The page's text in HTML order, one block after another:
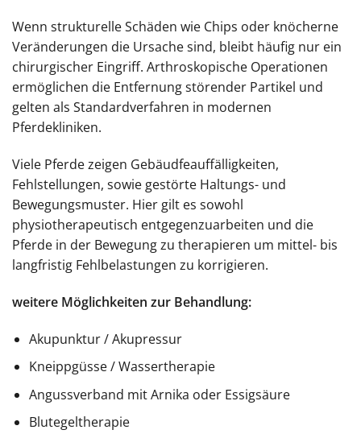
Wenn strukturelle Schäden wie Chips oder knöcherne
Veränderungen die Ursache sind, bleibt häufig nur ein
chirurgischer Eingriff. Arthroskopische Operationen
ermöglichen die Entfernung störender Partikel und
gelten als Standardverfahren in modernen
Pferdekliniken.
Viele Pferde zeigen Gebäudfeauffälligkeiten,
Fehlstellungen, sowie gestörte Haltungs- und
Bewegungsmuster. Hier gilt es sowohl
physiotherapeutisch entgegenzuarbeiten und die
Pferde in der Bewegung zu therapieren um mittel- bis
langfristig Fehlbelastungen zu korrigieren.
weitere Möglichkeiten zur Behandlung:
Akupunktur / Akupressur
Kneippgüsse / Wassertherapie
Angussverband mit Arnika oder Essigsäure
Blutegeltherapie